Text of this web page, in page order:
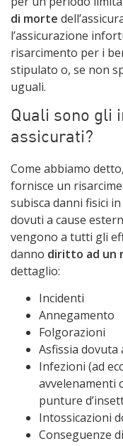
di morte
l’assicurazione
risarcimento per i
stipulato o, se non
uguali.
Quali sono gli
assicurati?
Come abbiamo
fornisce un
subisca danni fisici
dovuti a cause
vengono a tutti gli
danno diritto ad un
dettaglio:
Incidenti
Annegamento
Folgorazioni
Asfissia dovuta
Infezioni (ad
avvelenamenti
punture
Intossicazioni
Conseguenze